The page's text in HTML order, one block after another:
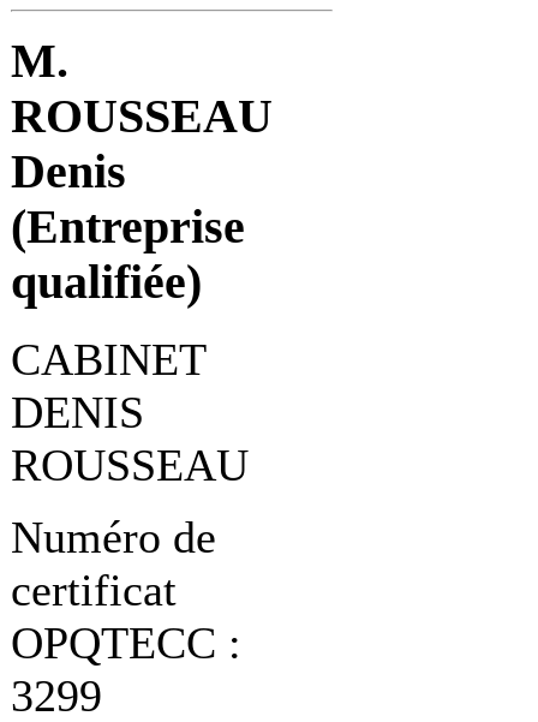
M.
ROUSSEAU
Denis
(Entreprise
qualifiée)
CABINET
DENIS
ROUSSEAU
Numéro de
certificat
OPQTECC :
3299